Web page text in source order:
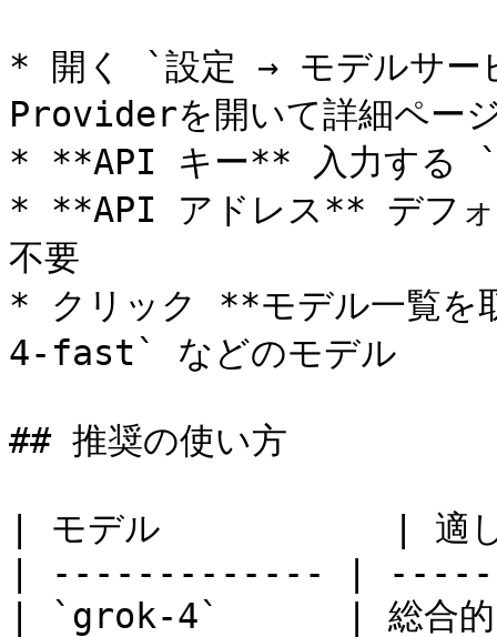
* 開く `設定 → モデルサ
Providerを開いて詳細ペー
* **API キー** 入力す
* **API アドレス** デ
不要
* クリック **モデル一覧
4-fast` などのモデル
## 推奨の使い方
| モデル           | 適
| ------------- |
| `grok-4`      | 総合的